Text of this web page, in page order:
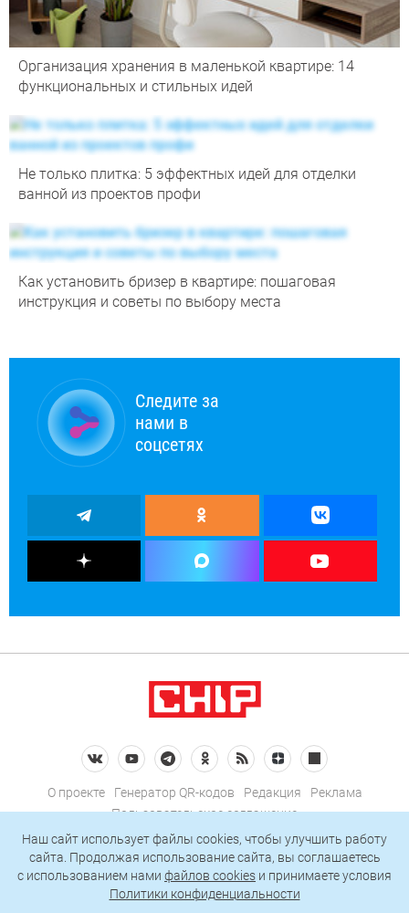
Организация хранения в маленькой квартире: 14
функциональных и стильных идей
Не только плитка: 5 эффектных идей для отделки
ванной из проектов профи
Как установить бризер в квартире: пошаговая
инструкция и советы по выбору места
Следите за
нами в
соцсетях
О проекте Генератор QR-кодов Редакция
Реклама
Пользовательское соглашение
Политика конфиденциальности
Подписаться на рассылку
Наш сайт использует файлы cookies, чтобы улучшить работу
сайта. Продолжая использование сайта, вы соглашаетесь
c использованием нами файлов cookies и принимаете условия
Политики конфиденциальности